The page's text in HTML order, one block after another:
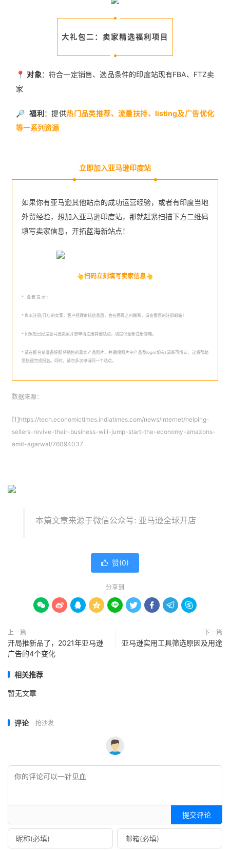
大礼包二：卖家精选福利项目
📍 对象：符合一定销售、选品条件的印度站现有FBA、FTZ卖
家
🔎福利 ：提供热门品类推荐、流量扶持、listing及广告优化
等一系列资源
立即加入亚马逊印度站
如果你有亚马逊其他站点的成功运营经验，或者有印度当地
外贸经验，想加入亚马逊印度站，那就赶紧扫描下方二维码
填写卖家信息， 开拓蓝海新站点！
👆扫码立刻填写卖家信息👆
* 温馨提示:
* 尚未注册/开店的卖家，客户经理审核信息后，会在两周之内联系，请查看您的注册邮箱！
* 如果您已经是亚马逊卖家并想申请注册其他站点，请提供全新注册邮箱。
* 请在报名前准备好即将销售的真实产品照片，并确保照片中产品及logo(如有)清晰可辨认，这将帮助
您快速完成报名。同时，请勿多次申请同一个站点。
数据来源：
[1]https://tech.economictimes.indiatimes.com/news/internet/helping-
sellers-revive-their-business-will-jump-start-the-economy-amazons-
amit-agarwal/76094037
本篇文章来源于微信公众号: 亚马逊全球开店
 赞(0)
分享到
        
上一篇
开局推新品了，2021年亚马逊
广告的4个变化
下一篇
亚马逊实用工具筛选原因及用途
相关推荐
暂无文章
评论 抢沙发
提交评论